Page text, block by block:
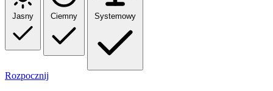
Jasny Ciemny Systemowy
Rozpocznij